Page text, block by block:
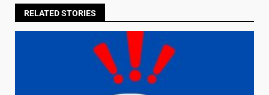
RELATED STORIES